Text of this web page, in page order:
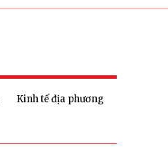
Kinh tế địa phương